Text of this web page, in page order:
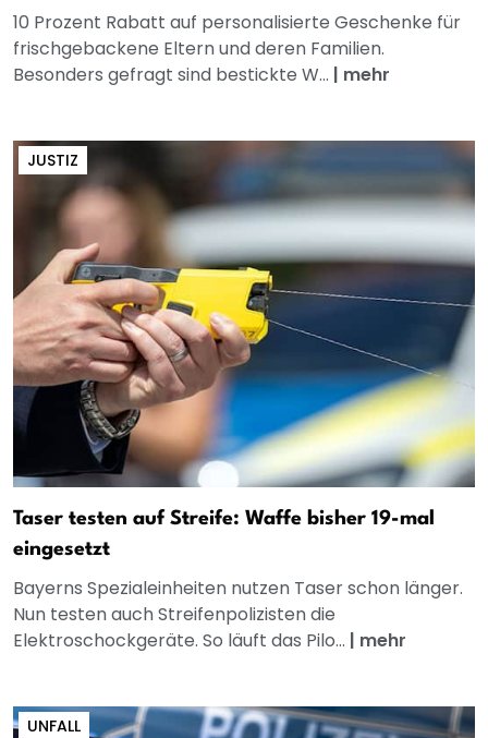
10 Prozent Rabatt auf personalisierte Geschenke für
frischgebackene Eltern und deren Familien.
Besonders gefragt sind bestickte W... | mehr
JUSTIZ
Taser testen auf Streife: Waffe bisher 19-mal
eingesetzt
Bayerns Spezialeinheiten nutzen Taser schon länger.
Nun testen auch Streifenpolizisten die
Elektroschockgeräte. So läuft das Pilo... | mehr
UNFALL